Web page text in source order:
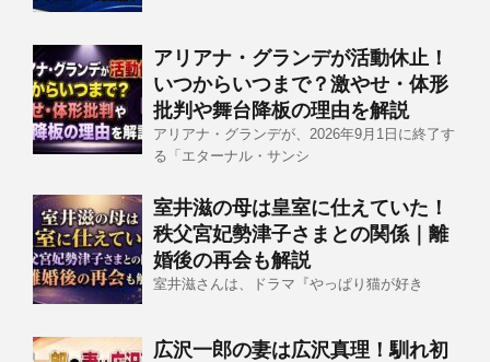
アリアナ・グランデが活動休止！
いつからいつまで？激やせ・体形
批判や舞台降板の理由を解説
アリアナ・グランデが、2026年9月1日に終了す
る「エターナル・サンシ
室井滋の母は皇室に仕えていた！
秩父宮妃勢津子さまとの関係｜離
婚後の再会も解説
室井滋さんは、ドラマ『やっぱり猫が好き
広沢一郎の妻は広沢真理！馴れ初